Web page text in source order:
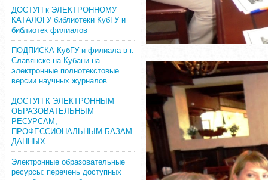
ДОСТУП к ЭЛЕКТРОННОМУ
КАТАЛОГУ библиотеки КубГУ и
библиотек филиалов
ПОДПИСКА КубГУ и филиала в г.
Славянске-на-Кубани на
электронные полнотекстовые
версии научных журналов
ДОСТУП К ЭЛЕКТРОННЫМ
ОБРАЗОВАТЕЛЬНЫМ
РЕСУРСАМ,
ПРОФЕССИОНАЛЬНЫМ БАЗАМ
ДАННЫХ
Электронные образовательные
ресурсы: перечень доступных